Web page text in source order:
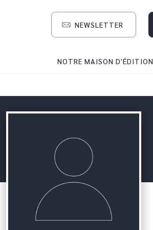
NEWSLETTER
NOTRE MAISON D'ÉDITION